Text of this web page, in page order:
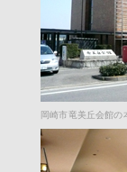
岡崎市竜美丘会館の